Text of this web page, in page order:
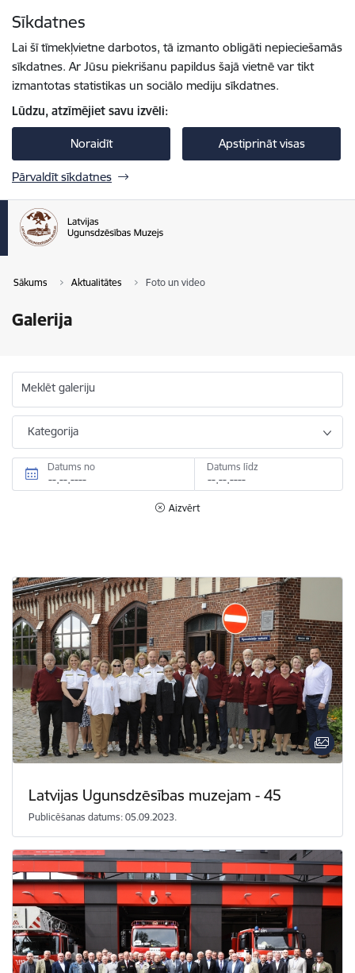
Sīkdatnes
Lai šī tīmekļvietne darbotos, tā izmanto obligāti nepieciešamās
sīkdatnes. Ar Jūsu piekrišanu papildus šajā vietnē var tikt
izmantotas statistikas un sociālo mediju sīkdatnes.
Lūdzu, atzīmējiet savu izvēli:
Noraidīt Apstiprināt visas
Pārvaldīt sīkdatnes
Sākums Aktualitātes Foto un video
Galerija
Meklēt galeriju
Kategorija
Datums no Datums līdz
Aizvērt
Latvijas Ugunsdzēsības muzejam - 45
Publicēšanas datums: 05.09.2023.